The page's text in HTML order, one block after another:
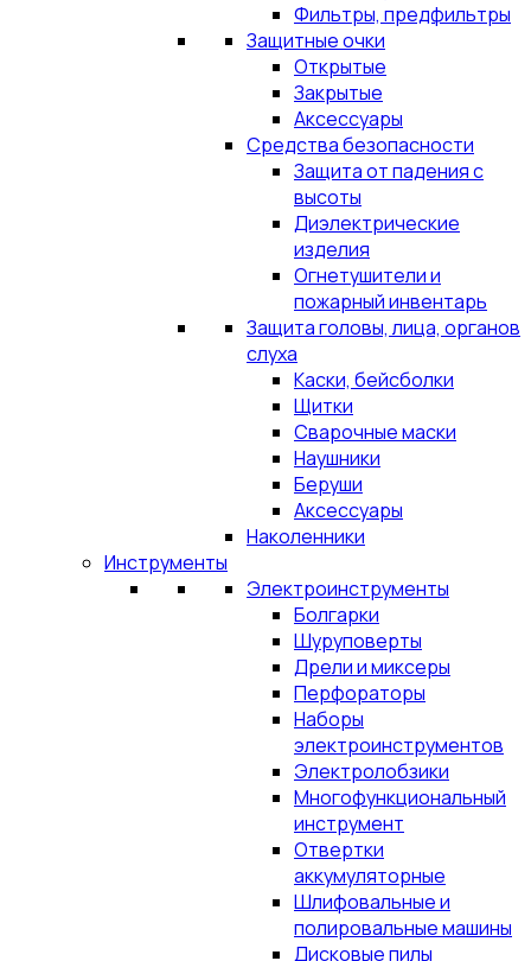
Фильтры, предфильтры
Защитные очки
Открытые
Закрытые
Аксессуары
Средства безопасности
Защита от падения с
высоты
Диэлектрические
изделия
Огнетушители и
пожарный инвентарь
Защита головы, лица, органов
слуха
Каски, бейсболки
Щитки
Сварочные маски
Наушники
Беруши
Аксессуары
Наколенники
Инструменты
Электроинструменты
Болгарки
Шуруповерты
Дрели и миксеры
Перфораторы
Наборы
электроинструментов
Электролобзики
Многофункциональный
инструмент
Отвертки
аккумуляторные
Шлифовальные и
полировальные машины
Дисковые пилы